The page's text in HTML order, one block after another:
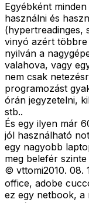
Egyébként
használni és
(hypertreadinges,
vinyó azért
nyilván a
valahova, vagy
nem csak
programozást
órán jegyzetelni,
stb..
És egy ilyen már
jól használható
egy nagyobb
meg belefér
© vttomi2010. 08.
office, adobe
ez egy netbook, a